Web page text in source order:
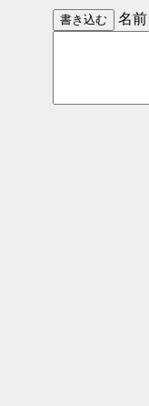
名前